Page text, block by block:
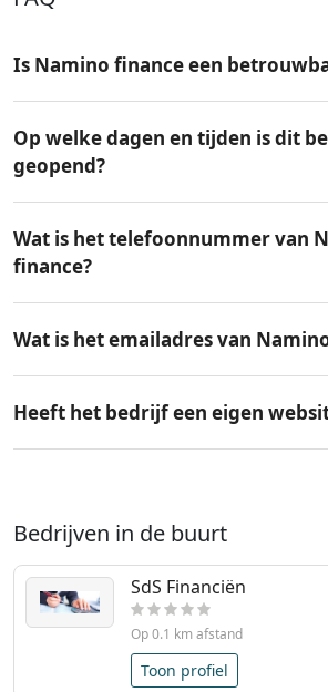
Is Namino finance een
Op welke dagen en tijden is dit
geopend?
Wat is het telefoonnummer van
finance?
Wat is het emailadres van
Heeft het bedrijf een eigen
Bedrijven in de buurt
SdS Financiën
Op 0.1 km afstand
Toon profiel